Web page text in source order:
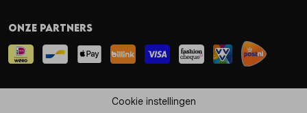
Onze partners
Cookie instellingen